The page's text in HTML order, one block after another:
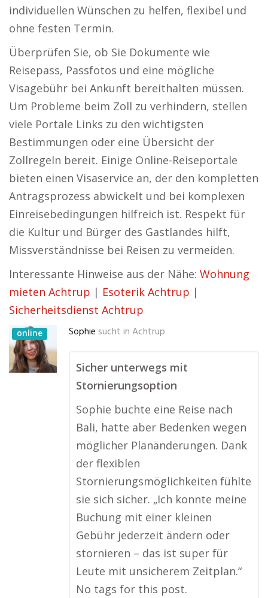
individuellen Wünschen zu helfen, flexibel und
ohne festen Termin.
Überprüfen Sie, ob Sie Dokumente wie
Reisepass, Passfotos und eine mögliche
Visagebühr bei Ankunft bereithalten müssen.
Um Probleme beim Zoll zu verhindern, stellen
viele Portale Links zu den wichtigsten
Bestimmungen oder eine Übersicht der
Zollregeln bereit. Einige Online-Reiseportale
bieten einen Visaservice an, der den kompletten
Antragsprozess abwickelt und bei komplexen
Einreisebedingungen hilfreich ist. Respekt für
die Kultur und Bürger des Gastlandes hilft,
Missverständnisse bei Reisen zu vermeiden.
Interessante Hinweise aus der Nähe: Wohnung
mieten Achtrup | Esoterik Achtrup |
Sicherheitsdienst Achtrup
online Sophie sucht in Achtrup
Sicher unterwegs mit
Stornierungsoption
Sophie buchte eine Reise nach
Bali, hatte aber Bedenken wegen
möglicher Planänderungen. Dank
der flexiblen
Stornierungsmöglichkeiten fühlte
sie sich sicher. „Ich konnte meine
Buchung mit einer kleinen
Gebühr jederzeit ändern oder
stornieren – das ist super für
Leute mit unsicherem Zeitplan.“
No tags for this post.